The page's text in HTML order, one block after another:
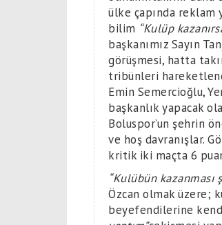
ülke çapında reklam
bilim “Kulüp
başkanımız Sayın
görüşmesi, hatta
tribünleri
Emin Semercioğlu,
başkanlık yapacak
Boluspor’un şehrin
ve hoş davranışlar.
kritik iki maçta 6
“Kulübün kazanması
Özcan olmak üzere;
beyefendilerine